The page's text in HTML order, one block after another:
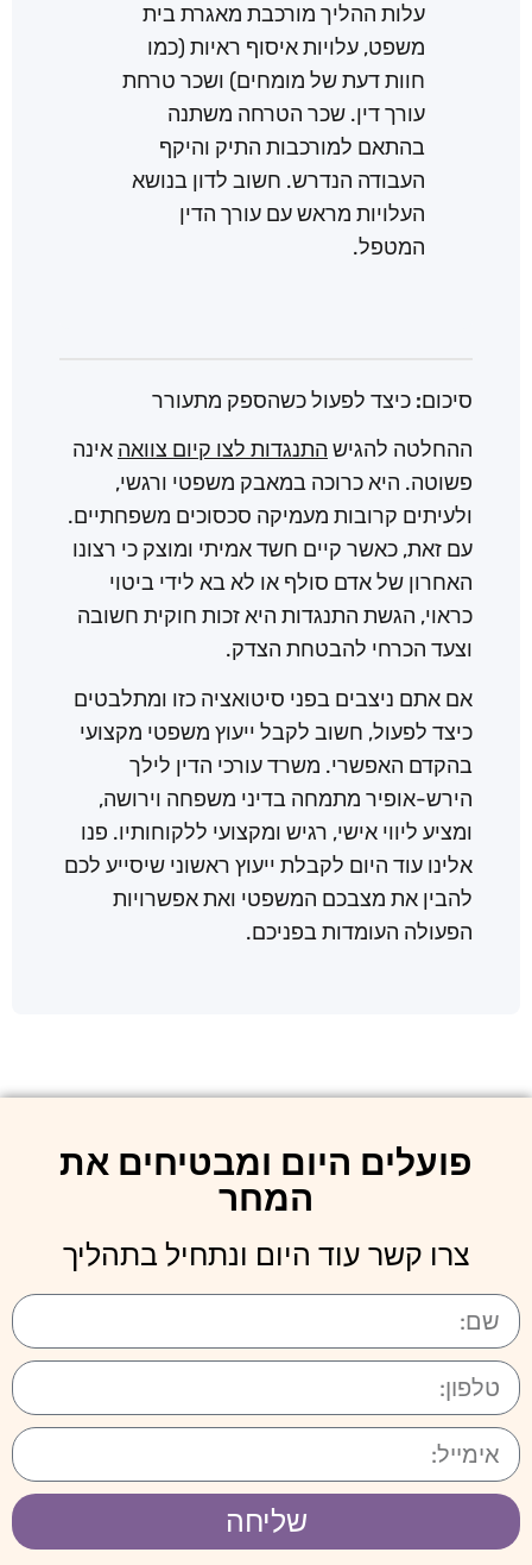
עלות ההליך מורכבת מאגרת בית
משפט, עלויות איסוף ראיות (כמו
חוות דעת של מומחים) ושכר טרחת
עורך דין. שכר הטרחה משתנה
בהתאם למורכבות התיק והיקף
העבודה הנדרש. חשוב לדון בנושא
העלויות מראש עם עורך הדין
המטפל.
סיכום: כיצד לפעול כשהספק מתעורר
ההחלטה להגיש התנגדות לצו קיום צוואה אינה
פשוטה. היא כרוכה במאבק משפטי ורגשי,
ולעיתים קרובות מעמיקה סכסוכים משפחתיים.
עם זאת, כאשר קיים חשד אמיתי ומוצק כי רצונו
האחרון של אדם סולף או לא בא לידי ביטוי
כראוי, הגשת התנגדות היא זכות חוקית חשובה
וצעד הכרחי להבטחת הצדק.
אם אתם ניצבים בפני סיטואציה כזו ומתלבטים
כיצד לפעול, חשוב לקבל ייעוץ משפטי מקצועי
בהקדם האפשרי. משרד עורכי הדין לילך
הירש-אופיר מתמחה בדיני משפחה וירושה,
ומציע ליווי אישי, רגיש ומקצועי ללקוחותיו. פנו
אלינו עוד היום לקבלת ייעוץ ראשוני שיסייע לכם
להבין את מצבכם המשפטי ואת אפשרויות
הפעולה העומדות בפניכם.
פועלים היום ומבטיחים את
המחר
צרו קשר עוד היום ונתחיל בתהליך
שליחה